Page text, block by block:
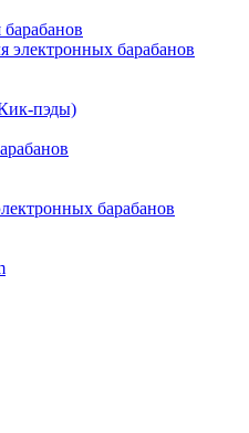
электронных барабанов
пэды)
барабанов